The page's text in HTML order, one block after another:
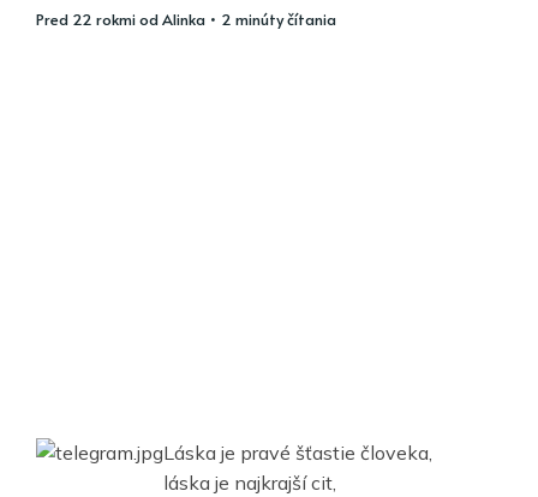
pred 22 rokmiodAlinka • 2 minúty čítania
Láska je pravé šťastie človeka,
láska je najkrajší cit,